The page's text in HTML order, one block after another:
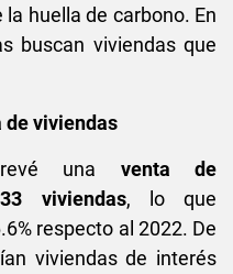
huella de carbono. En
buscan viviendas que
de viviendas
una venta de
viviendas, lo que
respecto al 2022. De
viviendas de interés